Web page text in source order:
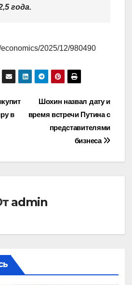
года.
2025/12/980490
Шохин назвал дату и
время встречи Путина с
представителями
бизнеса
в
admin